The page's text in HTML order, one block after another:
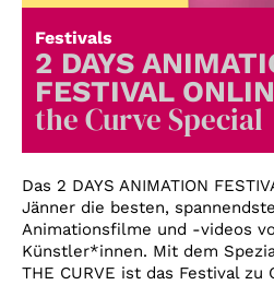
Filmpakete
Gutscheine
& Filmpässe
Account
Festivals
2 DAYS
FESTIVAL
the Curve Special
Das 2 DAYS ANIMATION
Jänner die besten,
Animationsfilme und -videos
Künstler*innen. Mit dem
THE CURVE ist das Festival zu